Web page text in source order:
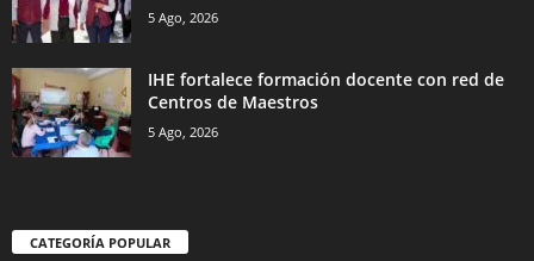
5 Ago, 2026
IHE fortalece formación docente con red de
Centros de Maestros
5 Ago, 2026
CATEGORÍA POPULAR